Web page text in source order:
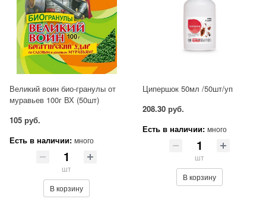
Великий воин био-гранулы от
муравьев 100г ВХ (50шт)
105 руб.
Есть в наличии: много
шт
В корзину
Ципершок 50мл /50шт/уп
208.30 руб.
Есть в наличии: много
шт
В корзину